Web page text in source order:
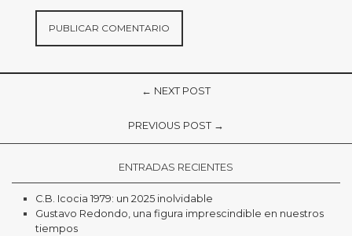
← NEXT POST
PREVIOUS POST →
ENTRADAS RECIENTES
C.B. Icocia 1979: un 2025 inolvidable
Gustavo Redondo, una figura imprescindible en nuestros
tiempos